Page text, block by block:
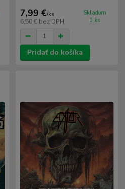
7,99 €/ks
6,50 € bez DPH
Skladom
1 ks
Pridať do košíka